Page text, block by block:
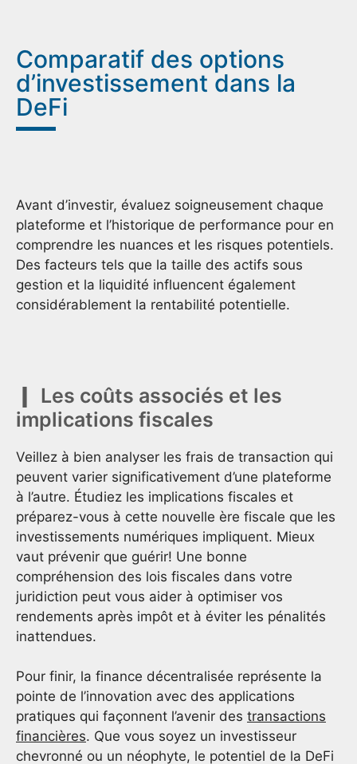
Comparatif des options
d’investissement dans la
DeFi
Avant d’investir, évaluez soigneusement chaque
plateforme et l’historique de performance pour en
comprendre les nuances et les risques potentiels.
Des facteurs tels que la taille des actifs sous
gestion et la liquidité influencent également
considérablement la rentabilité potentielle.
Les coûts associés et les
implications fiscales
Veillez à bien analyser les frais de transaction qui
peuvent varier significativement d’une plateforme
à l’autre. Étudiez les implications fiscales et
préparez-vous à cette nouvelle ère fiscale que les
investissements numériques impliquent. Mieux
vaut prévenir que guérir! Une bonne
compréhension des lois fiscales dans votre
juridiction peut vous aider à optimiser vos
rendements après impôt et à éviter les pénalités
inattendues.
Pour finir, la finance décentralisée représente la
pointe de l’innovation avec des applications
pratiques qui façonnent l’avenir des transactions
financières. Que vous soyez un investisseur
chevronné ou un néophyte, le potentiel de la DeFi